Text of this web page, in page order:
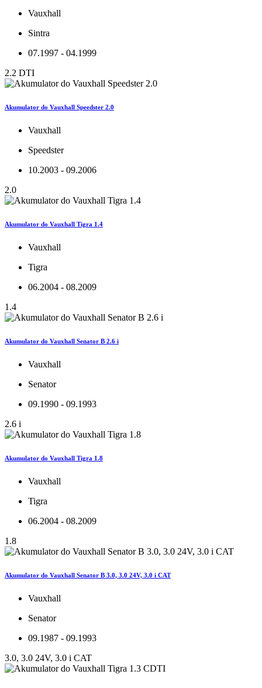
Vauxhall
Sintra
07.1997 - 04.1999
2.2 DTI
Akumulator do Vauxhall Speedster 2.0
Vauxhall
Speedster
10.2003 - 09.2006
2.0
Akumulator do Vauxhall Tigra 1.4
Vauxhall
Tigra
06.2004 - 08.2009
1.4
Akumulator do Vauxhall Senator B 2.6 i
Vauxhall
Senator
09.1990 - 09.1993
2.6 i
Akumulator do Vauxhall Tigra 1.8
Vauxhall
Tigra
06.2004 - 08.2009
1.8
Akumulator do Vauxhall Senator B 3.0, 3.0 24V, 3.0 i CAT
Vauxhall
Senator
09.1987 - 09.1993
3.0, 3.0 24V, 3.0 i CAT